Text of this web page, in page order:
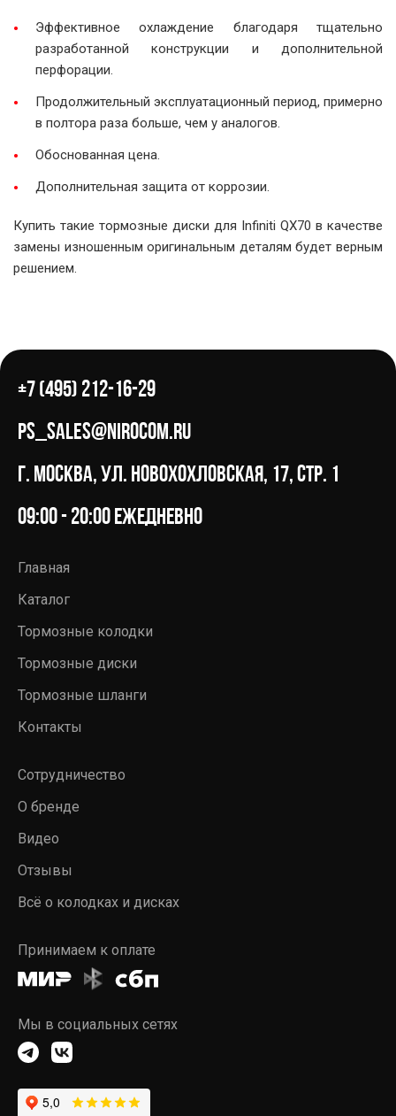
Эффективное охлаждение благодаря тщательно
разработанной конструкции и дополнительной
перфорации.
Продолжительный эксплуатационный период, примерно
в полтора раза больше, чем у аналогов.
Обоснованная цена.
Дополнительная защита от коррозии.
Купить такие тормозные диски для Infiniti QX70 в качестве
замены изношенным оригинальным деталям будет верным
решением.
+7 (495) 212-16-29
ps_sales@nirocom.ru
г. Москва, ул. Новохохловская, 17, стр. 1
09:00 - 20:00 ежедневно
Главная
Каталог
Тормозные колодки
Тормозные диски
Тормозные шланги
Контакты
Сотрудничество
О бренде
Видео
Отзывы
Всё о колодках и дисках
Принимаем к оплате
Мы в социальных сетях